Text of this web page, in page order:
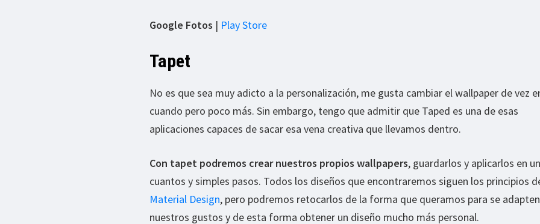
Google Fotos | Play Store
Tapet
No es que sea muy adicto a la personalización, me gusta cambiar el wallpaper de vez
cuando pero poco más. Sin embargo, tengo que admitir que Taped es una de esas
aplicaciones capaces de sacar esa vena creativa que llevamos dentro.
Con tapet podremos crear nuestros propios wallpapers, guardarlos y aplicarlos en
cuantos y simples pasos. Todos los diseños que encontraremos siguen los principios
Material Design, pero podremos retocarlos de la forma que queramos para se
nuestros gustos y de esta forma obtener un diseño mucho más personal.